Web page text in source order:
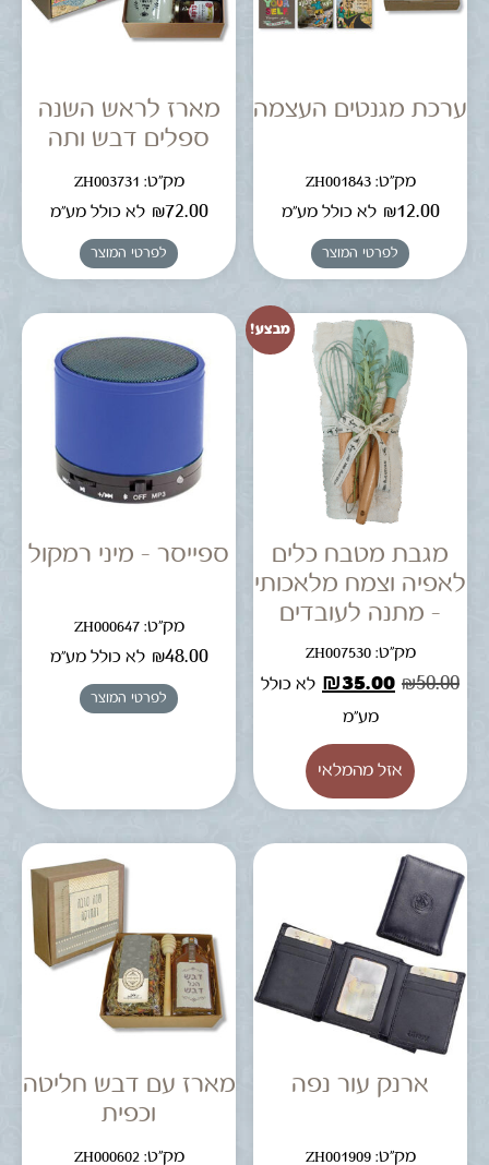
ערכת מגנטים העצמה
מק"ט: ZH001843
₪12.00 לא כולל מע"מ
לפרטי המוצר
מארז לראש השנה
ספלים דבש ותה
מק"ט: ZH003731
₪72.00 לא כולל מע"מ
לפרטי המוצר
מבצע!
מגבת מטבח כלים
לאפיה וצמח מלאכותי
– מתנה לעובדים
מק"ט: ZH007530
₪50.00
₪35.00
לא כולל
מע"מ
ספייסר – מיני רמקול
מק"ט: ZH000647
₪48.00 לא כולל מע"מ
לפרטי המוצר
ארנק עור נפה
מק"ט: ZH001909
מארז עם דבש חליטה
וכפית
מק"ט: ZH000602